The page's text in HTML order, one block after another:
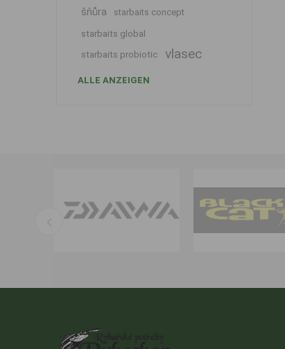
šňůra starbaits concept
starbaits global
starbaits probiotic
vlasec
ALLE ANZEIGEN